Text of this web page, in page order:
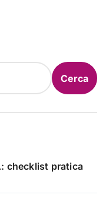
Cerca
checklist pratica